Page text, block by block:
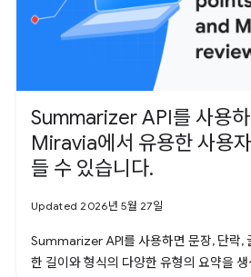
Summarizer API를 사용
Miravia에서 유용한 사용
들 수 있습니다.
Updated 2026년 5월 27일
Summarizer API를 사용하면 문장, 단락,
한 길이와 형식의 다양한 유형의 요약을